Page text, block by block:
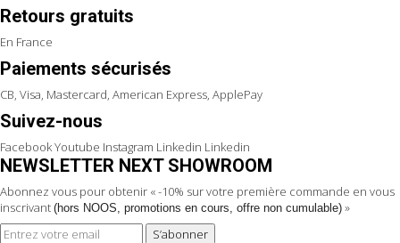
Retours gratuits
En France
Paiements sécurisés
CB, Visa, Mastercard, American Express, ApplePay
Suivez-nous
FacebookYoutube Instagram Linkedin Linkedin
NEWSLETTER NEXT SHOWROOM
Abonnez vous pour obtenir « -10% sur votre première commande en vous
inscrivant (hors NOOS, promotions en cours, offre non cumulable) »
S’abonner